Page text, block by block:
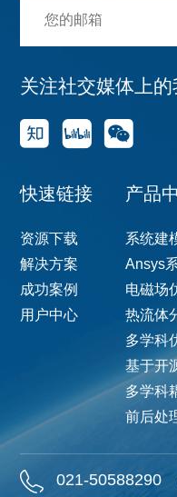
关注社交媒体上的
快速链接
资源下载
解决方案
成功案例
用户中心
产品
系统建
Ansys
电磁场
热流体
多学科
基于开
多学科
前后处
021-50588290